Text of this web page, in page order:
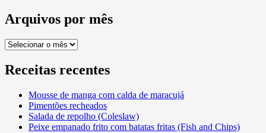
Arquivos por mês
Arquivos
mês
Receitas recentes
Mousse de manga com calda de maracujá
Pimentões recheados
Salada de repolho (Coleslaw)
Peixe empanado frito com batatas fritas (Fish and Chips)